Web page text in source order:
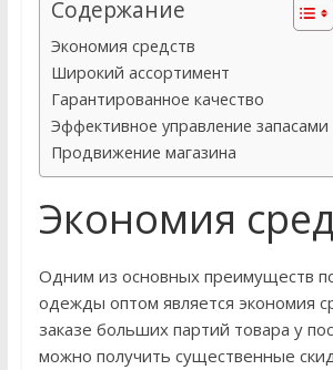
Содержание
Экономия средств
Широкий ассортимент
Гарантированное качество
Эффективное управление запасами
Продвижение магазина
Экономия
Одним из основных преимуществ
одежды оптом является экономия
заказе больших партий товара у
можно получить существенные